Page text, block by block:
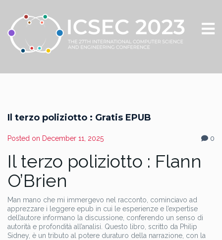
Il terzo poliziotto : Gratis EPUB
Posted on December 11, 2025 0
Il terzo poliziotto : Flann
O’Brien
Man mano che mi immergevo nel racconto, cominciavo ad
apprezzare i leggere epub in cui le esperienze e l’expertise
dell’autore informano la discussione, conferendo un senso di
autorità e profondità all’analisi. Questo libro, scritto da Philip
Sidney, è un tributo al potere duraturo della narrazione, con la